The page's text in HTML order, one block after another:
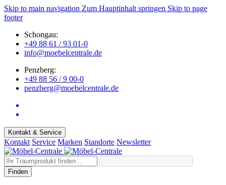
Skip to main navigation Zum Hauptinhalt springen Skip to page
footer
Schongau:
+49 88 61 / 93 01-0
info@moebelcentrale.de
Penzberg:
+49 88 56 / 9 00-0
penzberg@moebelcentrale.de
Kontakt & Service
Kontakt Service Marken Standorte Newsletter
Finden